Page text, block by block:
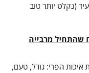
(נקלט יותר טוב
שהתחיל מרבייה
הפרי: גודל, טעם,